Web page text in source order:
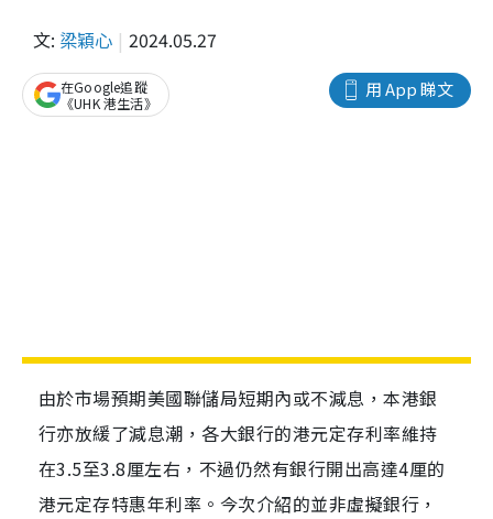
文: 梁穎心 2024.05.27
用 App 睇文
在Google追蹤
《UHK 港生活》
由於市場預期美國聯儲局短期內或不減息，本港銀
行亦放緩了減息潮，各大銀行的港元定存利率維持
在3.5至3.8厘左右，不過仍然有銀行開出高達4厘的
港元定存特惠年利率。今次介紹的並非虛擬銀行，